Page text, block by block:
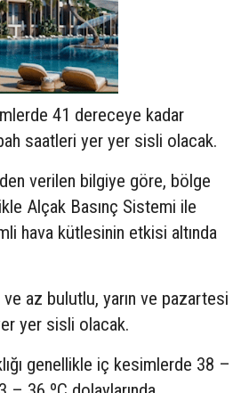
41 dereceye kadar
saatleri yer yer sisli olacak.
verilen bilgiye göre, bölge
Alçak Basınç Sistemi ile
hava kütlesinin etkisi altında
az bulutlu, yarın ve pazartesi
yer sisli olacak.
genellikle iç kesimlerde 38 –